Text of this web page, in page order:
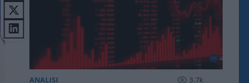
ANALISI 3.7k